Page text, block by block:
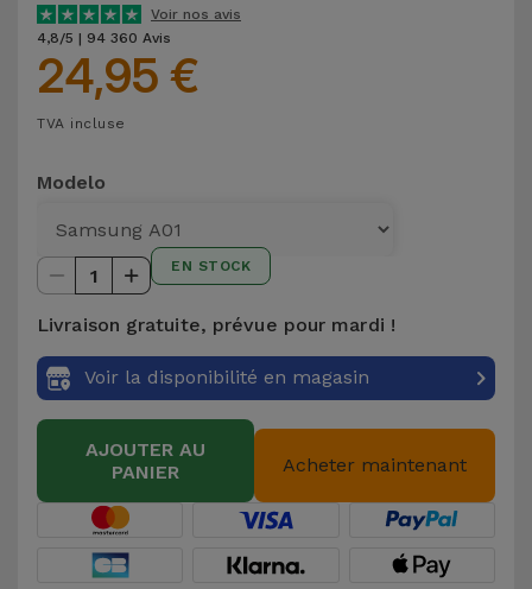
OnePlus
Google
Autres
Marques
Voir
tout
Jeux
Reconditionnées
Voir
tout
Ecouteurs
et
Enceintes
Montres
et
Bracelets
Chaînes
de
Téléphone
Gadgets
Hygiène
Maison
Voir nos avis
4,8/5 | 94 360 Avis
24,95 €
TVA incluse
Modelo
1 EN STOCK
Livraison gratuite, prévue pour mardi !
Voir la disponibilité en magasin
AJOUTER AU
PANIER
Acheter maintenant